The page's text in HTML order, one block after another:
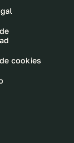
cookies